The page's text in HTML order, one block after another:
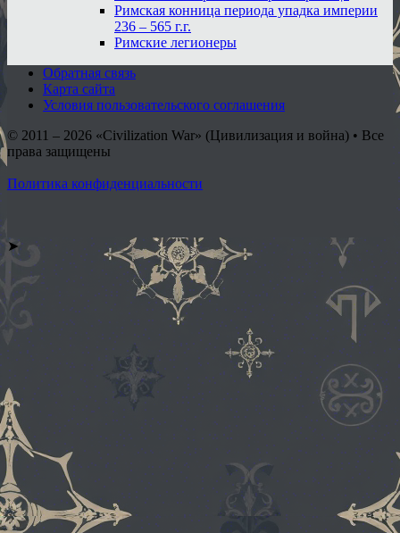
Римская конница периода упадка империи
236 – 565 г.г.
Римские легионеры
Обратная связь
Карта сайта
Условия пользовательского соглашения
© 2011 – 2026 «Civilization War» (Цивилизация и война) • Все
права защищены
Политика конфиденциальности
➤